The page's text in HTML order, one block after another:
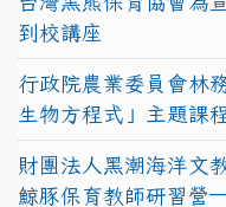
到校講座
行政院農業委員會林
生物方程式」主題課
財團法人黑潮海洋文
鯨豚保育教師研習營